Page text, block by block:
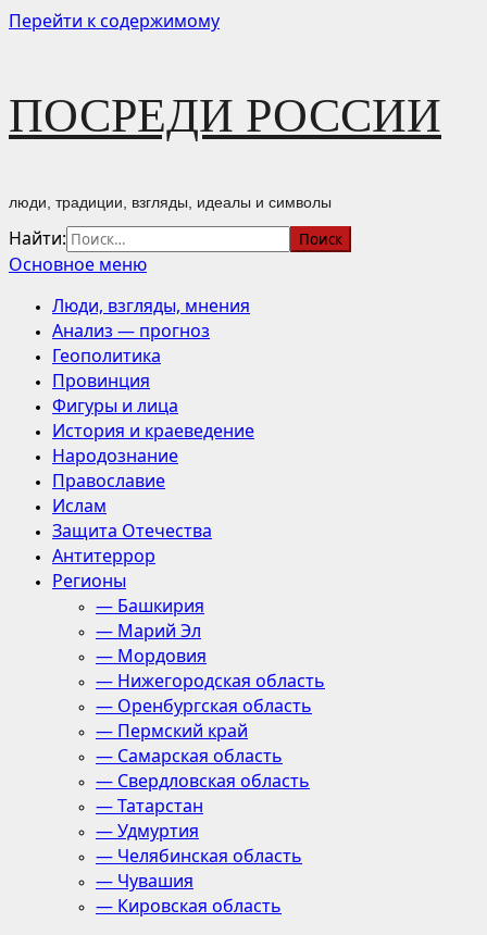
Перейти к содержимому
ПОСРЕДИ РОССИИ
люди, традиции, взгляды, идеалы и символы
Найти:
Основное меню
Люди, взгляды, мнения
Анализ — прогноз
Геополитика
Провинция
Фигуры и лица
История и краеведение
Народознание
Православие
Ислам
Защита Отечества
Антитеррор
Регионы
— Башкирия
— Марий Эл
— Мордовия
— Нижегородская область
— Оренбургская область
— Пермский край
— Самарская область
— Свердловская область
— Татарстан
— Удмуртия
— Челябинская область
— Чувашия
— Кировская область